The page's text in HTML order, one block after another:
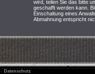
wird, teilen Sie das bitte
geschafft werden kann.
Einschaltung eines
Abmahnung entspricht
- Datenschutz